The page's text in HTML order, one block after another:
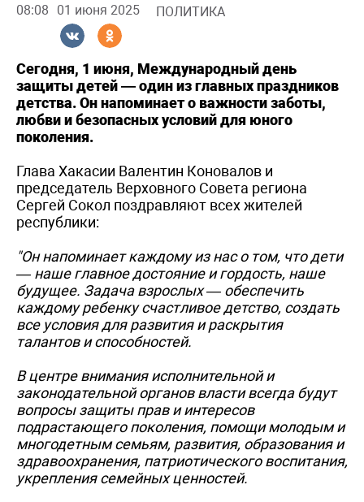
08:08 01 июня 2025 ПОЛИТИКА
Сегодня, 1 июня, Международный день
защиты детей — один из главных праздников
детства. Он напоминает о важности заботы,
любви и безопасных условий для юного
поколения.
Глава Хакасии Валентин Коновалов и
председатель Верховного Совета региона
Сергей Сокол поздравляют всех жителей
республики:
"Он напоминает каждому из нас о том, что дети
— наше главное достояние и гордость, наше
будущее. Задача взрослых — обеспечить
каждому ребенку счастливое детство, создать
все условия для развития и раскрытия
талантов и способностей.
В центре внимания исполнительной и
законодательной органов власти всегда будут
вопросы защиты прав и интересов
подрастающего поколения, помощи молодым и
многодетным семьям, развития, образования и
здравоохранения, патриотического воспитания,
укрепления семейных ценностей.